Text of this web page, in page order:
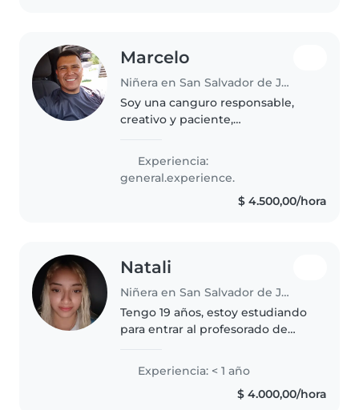
Marcelo
Niñera en San Salvador de Jujuy
Soy una canguro responsable,
creativo y paciente,
adolescentes. Me encanta
dibujar, leer cuentos y hacer
manualidades con los niños.
También estoy cómodo..
Experiencia:
general.experience.
$ 4.500,00/hora
Natali
Niñera en San Salvador de Jujuy
Tengo 19 años, estoy estudiando
para entrar al profesorado de
gastos, ayudaba a cuidar a los
bebés cuandobmí mamá era
niñera, también cuido a mis
Experiencia: < 1 año
$ 4.000,00/hora